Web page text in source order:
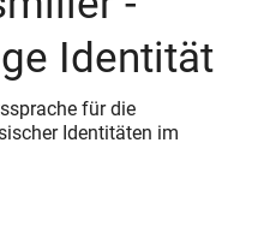
Identität
für die
Identitäten im